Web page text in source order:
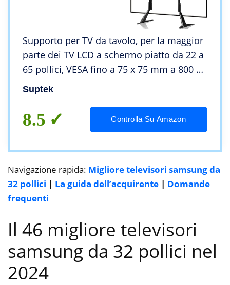
Supporto per TV da tavolo, per la maggior
parte dei TV LCD a schermo piatto da 22 a
65 pollici, VESA fino a 75 x 75 mm a 800 x
400 mm, capacità 50 kg
Suptek
8.5 Controlla Su Amazon
Navigazione rapida: Migliore televisori samsung da
32 pollici | La guida dell’acquirente | Domande
frequenti
Il 46 migliore televisori
samsung da 32 pollici nel
2024